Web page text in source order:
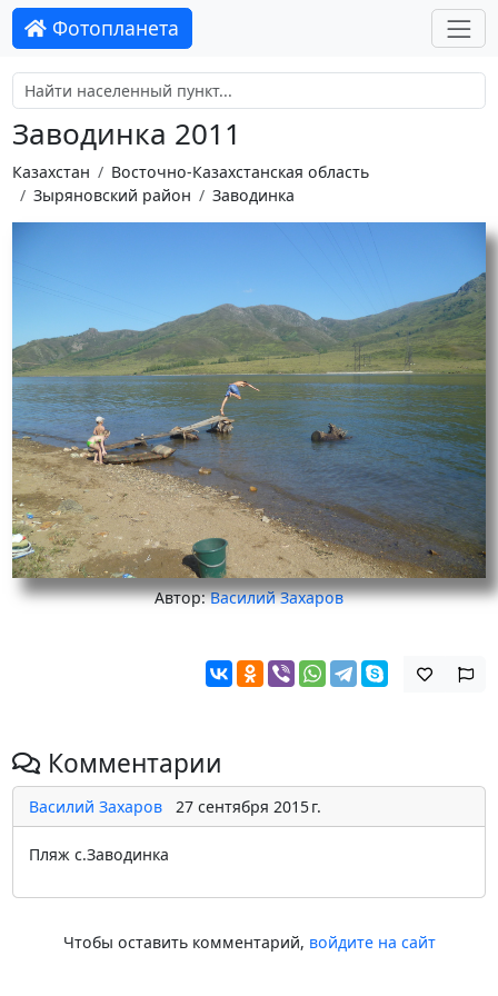
Фотопланета
Заводинка 2011
Казахстан
Восточно-Казахстанская область
Зыряновский район
Заводинка
Автор:Василий Захаров
Комментарии
Василий Захаров 27 сентября 2015 г.
Пляж с.Заводинка
Чтобы оставить комментарий, войдите на сайт